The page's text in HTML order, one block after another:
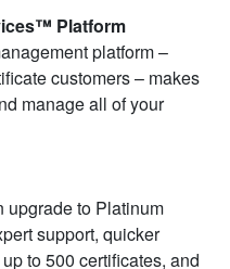
Platform
platform –
customers – makes
manage all of your
upgrade to Platinum
support, quicker
to 500 certificates, and